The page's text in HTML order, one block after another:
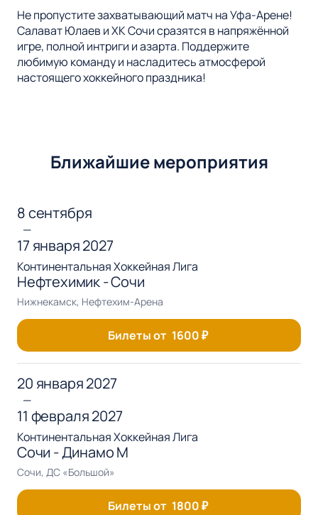
Не пропустите захватывающий матч на Уфа-Арене!
Салават Юлаев и ХК Сочи сразятся в напряжённой
игре, полной интриги и азарта. Поддержите
любимую команду и насладитесь атмосферой
настоящего хоккейного праздника!
Ближайшие мероприятия
8 сентября
—
17 января 2027
Континентальная Хоккейная Лига
Нефтехимик - Сочи
Нижнекамск, Нефтехим-Арена
Билеты от 1600₽
20 января 2027
—
11 февраля 2027
Континентальная Хоккейная Лига
Сочи - Динамо М
Сочи, ДС «Большой»
Билеты от 1800₽